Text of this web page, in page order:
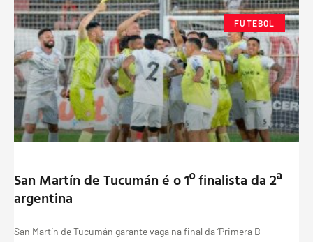
FUTEBOL
San Martín de Tucumán é o 1º finalista da 2ª
argentina
San Martín de Tucumán garante vaga na final da ‘Primera B